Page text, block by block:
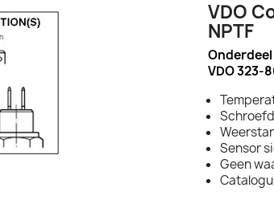
VDO
NPTF
VDO 323-
Sensor
Geen